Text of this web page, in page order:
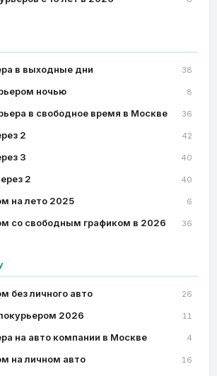
в выходные дни 38
ночью 8
в свободное время в Москве 36
2 42
3 40
2 40
на лето 2025 6
со свободным графиком в 2026 36
без личного авто 26
2026 11
на авто компании в Москве 4
на личном авто 16